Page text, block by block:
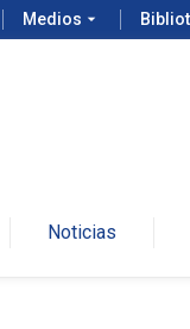
Medios arrow_drop_down
Noticias